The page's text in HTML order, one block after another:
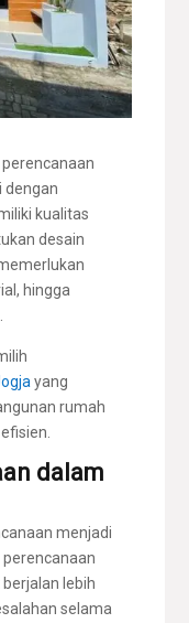
dengan
kualitas
desain
hingga
yang
rumah
dalam
menjadi
lebih
selama